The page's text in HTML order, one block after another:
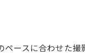
撮影後の記
ースに合わせた